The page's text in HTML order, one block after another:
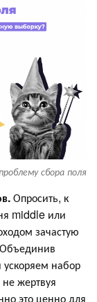
сбора поля
Опросить, к
middle или
зачастую
ускоряем набор
жертвуя
это ценно для